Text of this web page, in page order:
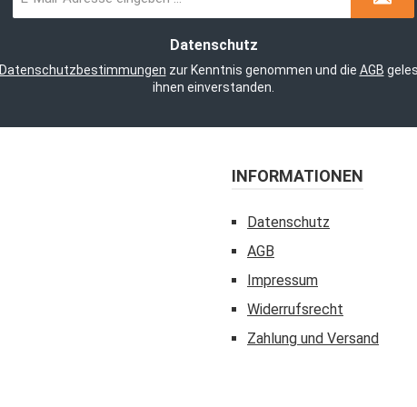
Mail-
Datenschutz
Datenschutzbestimmungen zur Kenntnis genommen und die AGB
ihnen einverstanden.
INFORMATIONEN
Datenschutz
AGB
Impressum
Widerrufsrecht
Zahlung und Versand